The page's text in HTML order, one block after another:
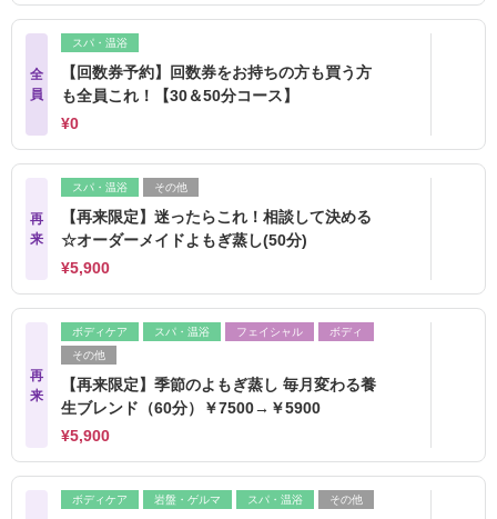
全
員
スパ・温浴
【回数券予約】回数券をお持ちの方も買う方
も全員これ！【30＆50分コース】
¥0
再
来
スパ・温浴 その他
【再来限定】迷ったらこれ！相談して決める
☆オーダーメイドよもぎ蒸し(50分)
¥5,900
再
来
ボディケア スパ・温浴 フェイシャル
ボディ
その他
【再来限定】季節のよもぎ蒸し 毎月変わる養
生ブレンド（60分）￥7500→￥5900
¥5,900
ボディケア 岩盤・ゲルマ スパ・温浴 その他